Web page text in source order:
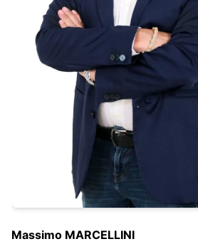
Massimo MARCELLINI